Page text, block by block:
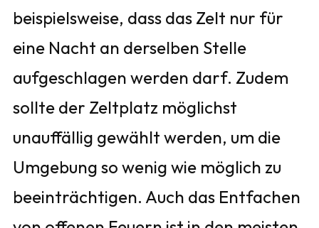
beispielsweise, dass das Zelt nur für
eine Nacht an derselben Stelle
aufgeschlagen werden darf. Zudem
sollte der Zeltplatz möglichst
unauffällig gewählt werden, um die
Umgebung so wenig wie möglich zu
beeinträchtigen. Auch das Entfachen